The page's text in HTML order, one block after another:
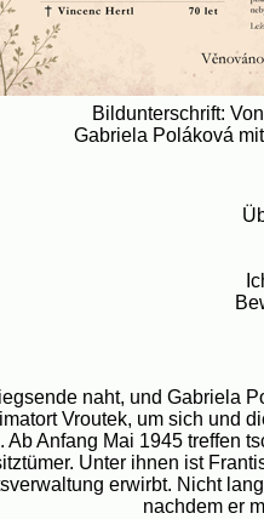
Bildunterschrift:
Gabriela Poláková
naht, und Gabriela
Vroutek, um sich und
Ab Anfang Mai 1945 treffen
Unter ihnen ist
erwirbt. Nicht
nachdem er